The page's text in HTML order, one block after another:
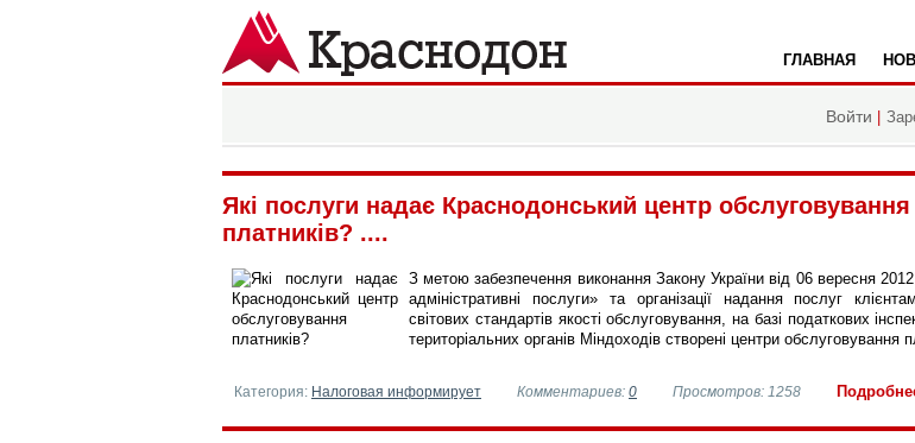
Информационный портал города
ГЛАВНАЯ
Войти
Які послуги надає Краснодонський центр обслуговування
платників? ....
З метою забезпечення виконання Закону України від 06 вересня
адміністративні послуги» та організації надання послуг
світових стандартів якості обслуговування, на базі податкових
територіальних органів Міндоходів створені центри обслуговування
Категория: Налоговая информирует Комментариев: 0 Просмотров: 1258